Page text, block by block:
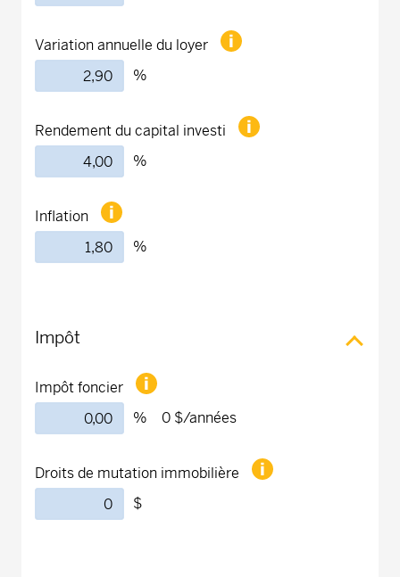
Variation annuelle du loyer
%
Rendement du capital investi
%
Inflation
%
Impôt
Impôt foncier
% 0 $/années
Droits de mutation immobilière
$